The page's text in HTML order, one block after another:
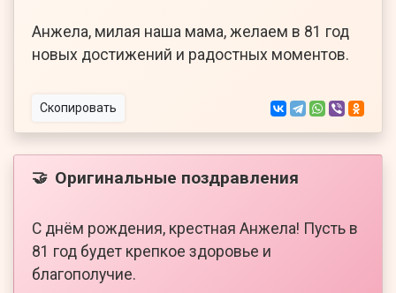
Анжела, милая наша мама, желаем в 81 год
новых достижений и радостных моментов.
Скопировать
🤝 Оригинальные поздравления
С днём рождения, крестная Анжела! Пусть в
81 год будет крепкое здоровье и
благополучие.